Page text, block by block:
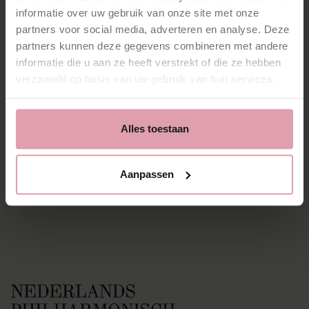
informatie over uw gebruik van onze site met onze
partners voor social media, adverteren en analyse. Deze
partners kunnen deze gegevens combineren met andere
informatie die u aan ze heeft verstrekt of die ze hebben
verzameld op basis van uw gebruik van hun services.
Alles toestaan
Aanpassen
Vacancies
Press
News
Facebook
Spotify
Cookies